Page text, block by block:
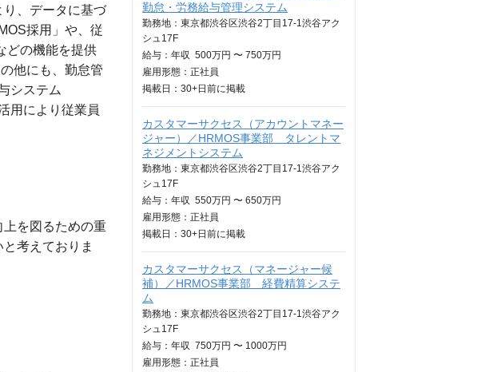
、データに基づ
採用」や、従
どの機能を提供
他にも、勤怠管
システム
用により従業員
を図るための重
考えておりま
勤怠・労務給与管理システム
勤務地：東京都渋谷区渋谷2丁目17-1渋谷アク
シュ17F
給与： 年収 500万円 〜 750万円
雇用形態：正社員
掲載日： 30+日 前に掲載
カスタマーサクセス（アカウントマネー
ジャー）／HRMOS事業部 タレントマ
ネジメントシステム
勤務地：東京都渋谷区渋谷2丁目17-1渋谷アク
シュ17F
給与： 年収 550万円 〜 650万円
雇用形態：正社員
掲載日： 30+日 前に掲載
カスタマーサクセス（マネージャー候
補）／HRMOS事業部 経費精算システ
ム
勤務地：東京都渋谷区渋谷2丁目17-1渋谷アク
シュ17F
給与： 年収 750万円 〜 1000万円
雇用形態：正社員